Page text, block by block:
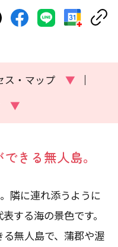
ス・マップ
▼
▼
きる無人島。
隣に連れ添うように
する海の景色です。
無人島で、蒲郡や渥